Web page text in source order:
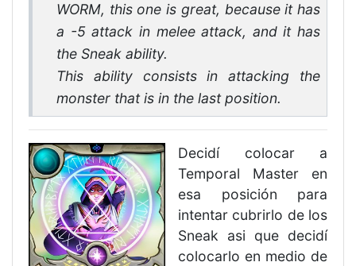
WORM, this one is great, because it has
a -5 attack in melee attack, and it has
the Sneak ability.
This ability consists in attacking the
monster that is in the last position.
Decidí colocar a
Temporal Master en
esa posición para
intentar cubrirlo de los
Sneak asi que decidí
colocarlo en medio de